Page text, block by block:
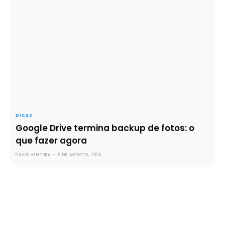
DICAS
Google Drive termina backup de fotos: o
que fazer agora
DAVID VENTURA - 8 DE AGOSTO, 2026